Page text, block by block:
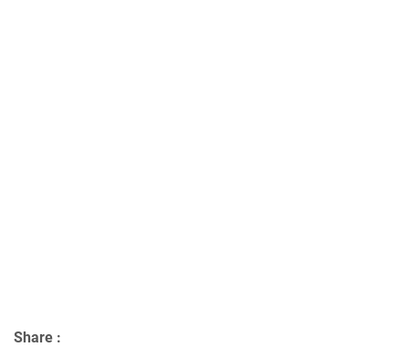
Share :